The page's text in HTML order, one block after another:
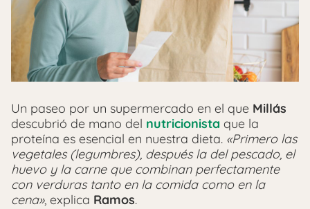
Un paseo por un supermercado en el que Millás
descubrió de mano del nutricionista que la
proteína es esencial en nuestra dieta. «Primero las
vegetales (legumbres), después la del pescado, el
huevo y la carne que combinan perfectamente
con verduras tanto en la comida como en la
cena», explica Ramos.